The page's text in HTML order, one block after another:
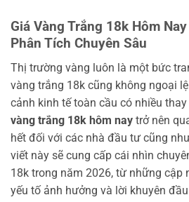
Giá Vàng Trắng 18k Hôm
Phân Tích Chuyên Sâu
Thị trường vàng luôn là một bức
vàng trắng 18k cũng không ngoại
cảnh kinh tế toàn cầu có nhiều
vàng trắng 18k hôm nay trở nên
hết đối với các nhà đầu tư cũng
viết này sẽ cung cấp cái nhìn
18k trong năm 2026, từ những cập
yếu tố ảnh hưởng và lời khuyên